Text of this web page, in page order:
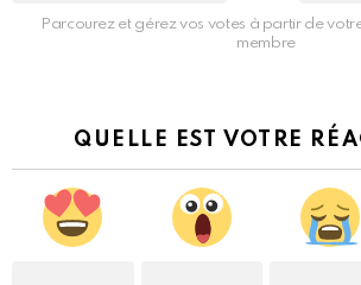
Parcourez et gérez vos votes à partir de
membre
QUELLE EST VOTRE